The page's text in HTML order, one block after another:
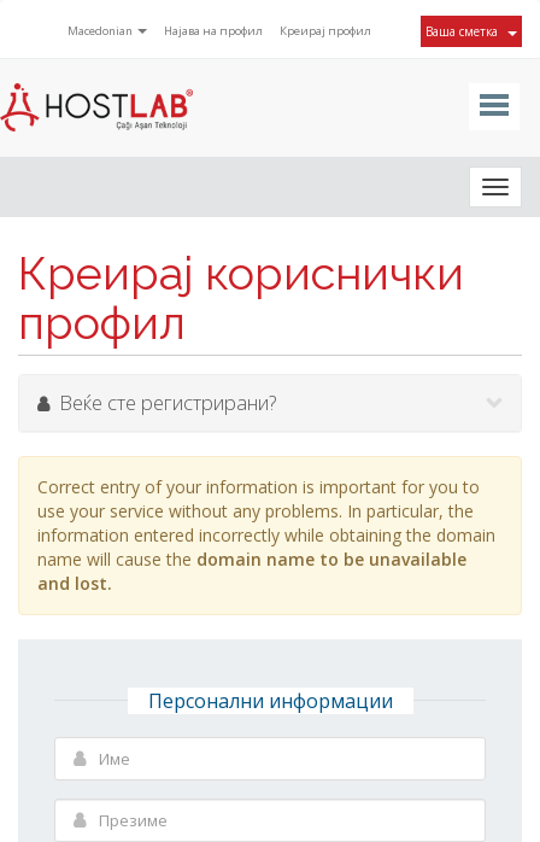
Macedonian Најава на профил Креирај профил Ваша сметка
Креирај кориснички
профил
Веќе сте регистрирани?
Correct entry of your information is important for you to
use your service without any problems. In particular, the
information entered incorrectly while obtaining the domain
name will cause the domain name to be unavailable
and lost.
Персонални информации